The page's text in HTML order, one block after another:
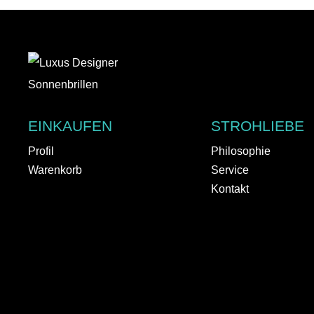
EINKAUFEN
Profil
Warenkorb
STROHLIEBE
Philosophie
Service
Kontakt